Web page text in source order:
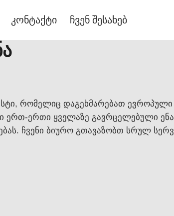
კონტაქტი ჩვენ შესახებ
რომელიც დაგეხმარებათ
ერთ-ერთი ყველაზე გავრცელებული
ჩვენი ბიურო გთავაზობთ სრულ